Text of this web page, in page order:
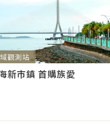
觀測站
新市鎮 首購族愛